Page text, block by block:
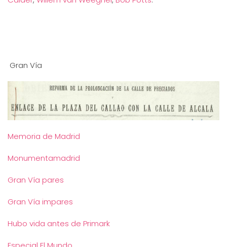
Gran Vía
Memoria de Madrid
Monumentamadrid
Gran Vía pares
Gran Vía impares
Hubo vida antes de Primark